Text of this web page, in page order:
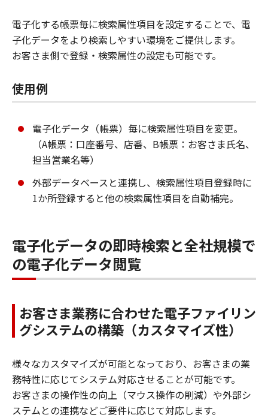
電子化する帳票毎に検索属性項目を設定することで、電
子化データをより検索しやすい環境をご提供します。
お客さま側で登録・検索属性の設定も可能です。
使用例
電子化データ（帳票）毎に検索属性項目を変更。
（A帳票：口座番号、店番、B帳票：お客さま氏名、
担当営業名等）
外部データベースと連携し、検索属性項目登録時に
1か所登録すると他の検索属性項目を自動補完。
電子化データの即時検索と全社規模で
の電子化データ閲覧
お客さま業務に合わせた電子ファイリン
グシステムの構築（カスタマイズ性）
様々なカスタマイズが可能となっており、お客さまの業
務特性に応じてシステム対応させることが可能です。
お客さまの操作性の向上（マウス操作の削減）や外部シ
ステムとの連携などご要件に応じて対応します。